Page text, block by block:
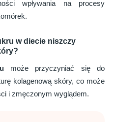
wpływania na procesy
w ​​diecie niszczy
może przyczyniać się do
kolagenową skóry, co może
i zmęczonym wyglądem.